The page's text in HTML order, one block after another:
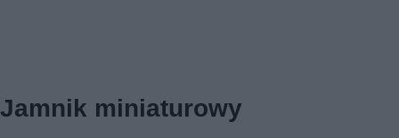
Jamnik miniaturowy